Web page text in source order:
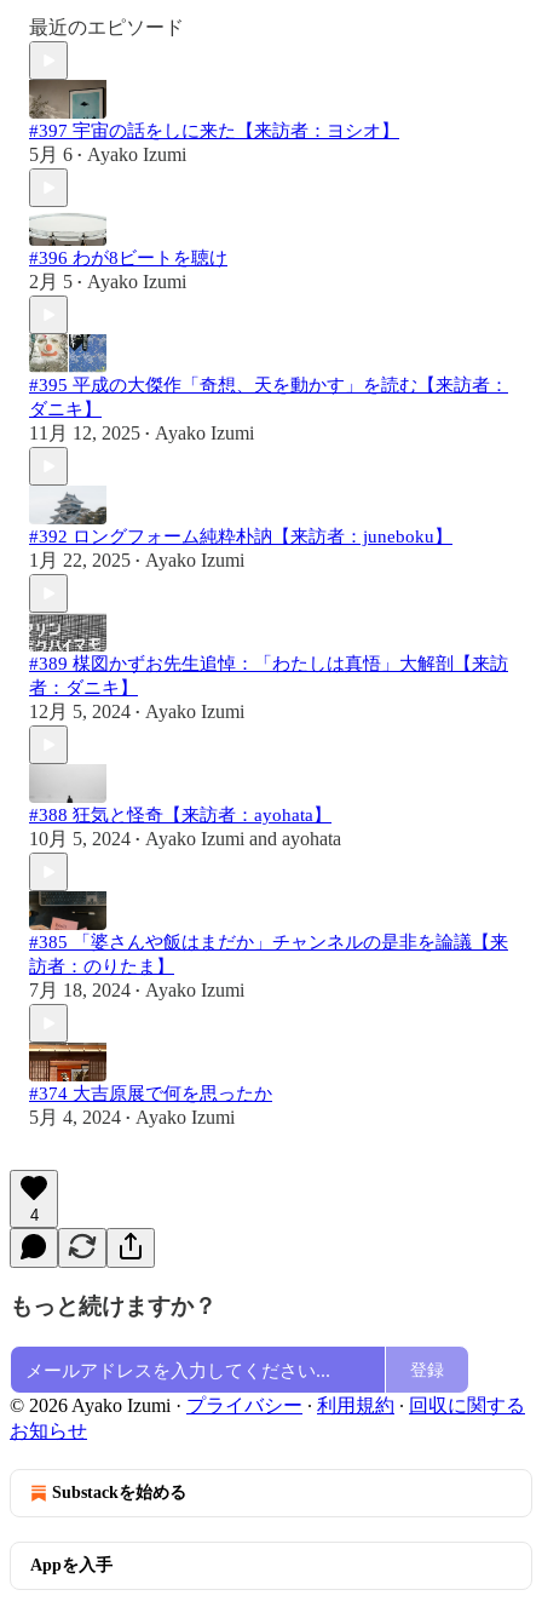
最近のエピソード
#397 宇宙の話をしに来た【来訪者：ヨシオ】
5月 6 • Ayako Izumi
#396 わが8ビートを聴け
2月 5 • Ayako Izumi
#395 平成の大傑作「奇想、天を動かす」を読む【来訪者：
ダニキ】
11月 12, 2025 • Ayako Izumi
#392 ロングフォーム純粋朴訥【来訪者：juneboku】
1月 22, 2025 • Ayako Izumi
#389 楳図かずお先生追悼：「わたしは真悟」大解剖【来訪
者：ダニキ】
12月 5, 2024 • Ayako Izumi
#388 狂気と怪奇【来訪者：ayohata】
10月 5, 2024 • Ayako Izumi and ayohata
#385 「婆さんや飯はまだか」チャンネルの是非を論議【来
訪者：のりたま】
7月 18, 2024 • Ayako Izumi
#374 大吉原展で何を思ったか
5月 4, 2024 • Ayako Izumi
4
もっと続けますか？
登録
© 2026 Ayako Izumi · プライバシー ∙ 利用規約 ∙ 回収に関する
お知らせ
Substackを始める
Appを入手